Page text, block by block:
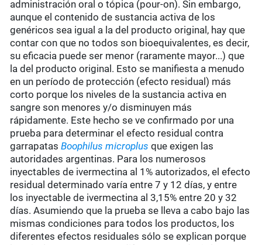
administración oral o tópica (pour-on). Sin embargo,
aunque el contenido de sustancia activa de los
genéricos sea igual a la del producto original, hay que
contar con que no todos son bioequivalentes, es decir,
su eficacia puede ser menor (raramente mayor...) que
la del producto original. Esto se manifiesta a menudo
en un período de protección (efecto residual) más
corto porque los niveles de la sustancia activa en
sangre son menores y/o disminuyen más
rápidamente. Este hecho se ve confirmado por una
prueba para determinar el efecto residual contra
garrapatasBoophilus microplus que exigen las
autoridades argentinas. Para los numerosos
inyectables de ivermectina al 1% autorizados, el efecto
residual determinado varía entre 7 y 12 días, y entre
los inyectable de ivermectina al 3,15% entre 20 y 32
días. Asumiendo que la prueba se lleva a cabo bajo las
mismas condiciones para todos los productos, los
diferentes efectos residuales sólo se explican porque